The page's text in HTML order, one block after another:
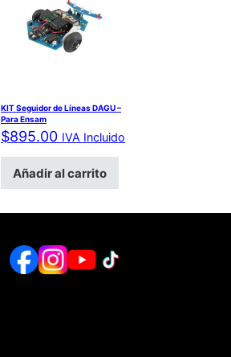
KIT Seguidor de Líneas DAGU –
Para Ensam
$895.00 IVA Incluido
Añadir al carrito